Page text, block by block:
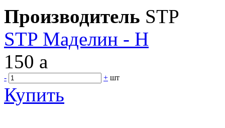
Производитель STP
STP Маделин - Н
150 a
- + шт
Купить